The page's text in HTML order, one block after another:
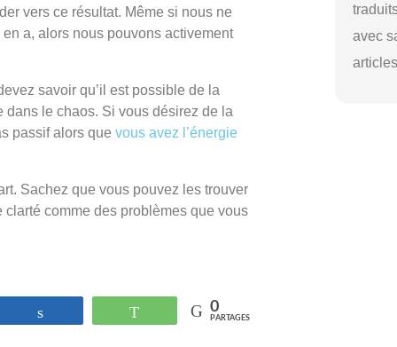
vers ce résultat. Même si nous ne
a, alors nous pouvons activement
savoir qu’il est possible de la
dans le chaos. Si vous désirez de la
passif alors que vous avez l’énergie
Sachez que vous pouvez les trouver
comme des problèmes que vous
WhatsApp0
PARTAGES
avec